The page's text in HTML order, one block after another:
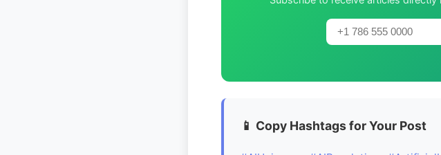
📱 Copy Hashtags for Your Post